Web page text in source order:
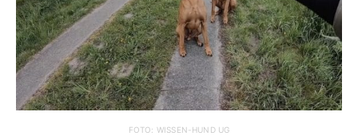
FOTO: WISSEN-HUND UG